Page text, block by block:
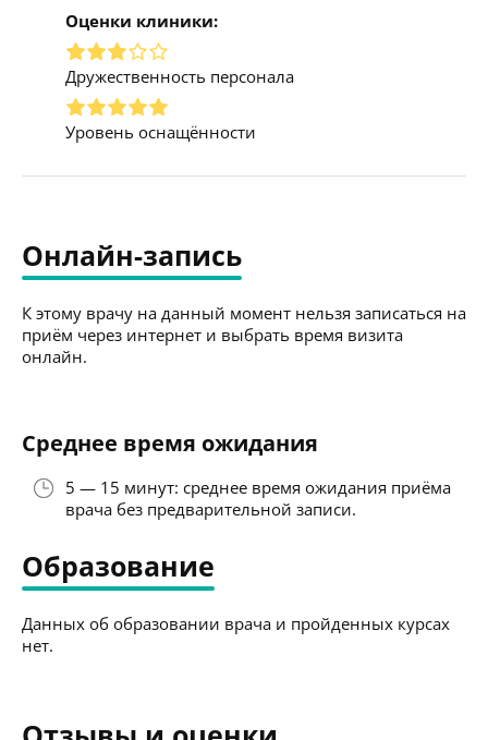
Оценки клиники:
Дружественность персонала
Уровень оснащённости
Онлайн-запись
К этому врачу на данный момент нельзя записаться на
приём через интернет и выбрать время визита
онлайн.
Среднее время ожидания
5 — 15 минут: среднее время ожидания приёма
врача без предварительной записи.
Образование
Данных об образовании врача и пройденных курсах
нет.